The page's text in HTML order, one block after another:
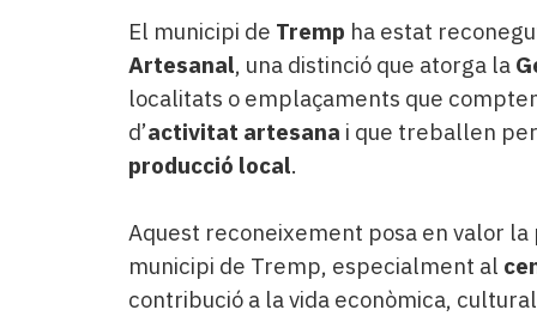
El municipi de Tremp ha estat
Artesanal, una distinció que atorga la
localitats o emplaçaments que
d’activitat artesana i que treballen
producció local.
Aquest reconeixement posa en valor la
municipi de Tremp, especialment al
contribució a la vida econòmica,